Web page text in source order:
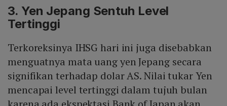
3. Yen Jepang Sentuh Level
Tertinggi
Terkoreksinya IHSG hari ini juga disebabkan
menguatnya mata uang yen Jepang secara
signifikan terhadap dolar AS. Nilai tukar Yen
mencapai level tertinggi dalam tujuh bulan